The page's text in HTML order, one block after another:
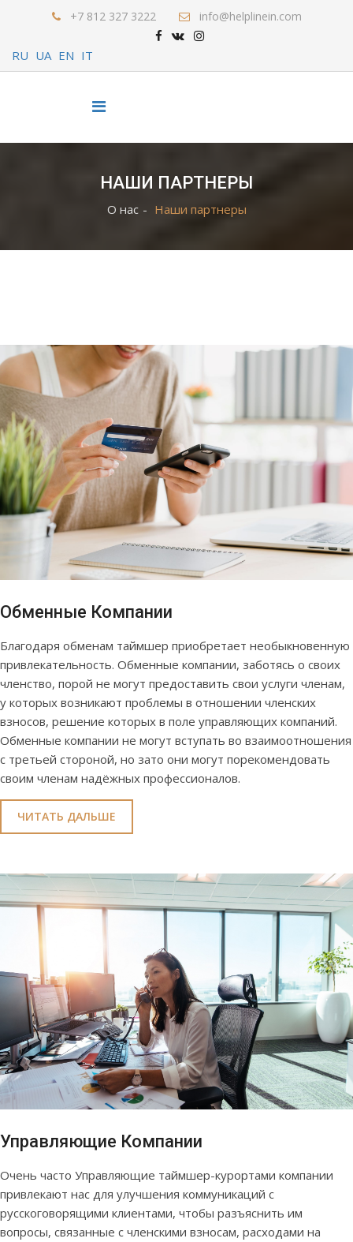
+7 812 327 3222 info@helplinein.com
RU UA EN IT
НАШИ ПАРТНЕРЫ
О нас Наши партнеры
Обменные Компании
Благодаря обменам таймшер приобретает необыкновенную
привлекательность. Обменные компании, заботясь о своих
членство, порой не могут предоставить свои услуги членам,
у которых возникают проблемы в отношении членских
взносов, решение которых в поле управляющих компаний.
Обменные компании не могут вступать во взаимоотношения
с третьей стороной, но зато они могут порекомендовать
своим членам надёжных профессионалов.
ЧИТАТЬ ДАЛЬШЕ
Управляющие Компании
Очень часто Управляющие таймшер-курортами компании
привлекают нас для улучшения коммуникаций с
русскоговорящими клиентами, чтобы разъяснить им
вопросы, связанные с членскими взносам, расходами на